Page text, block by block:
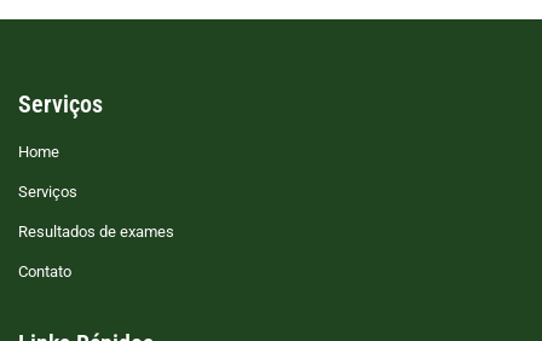
Serviços
Home
Serviços
Resultados de exames
Contato